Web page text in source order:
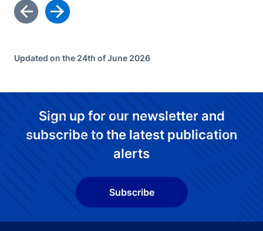
Updated on the 24th of June 2026
Sign up for our newsletter and
subscribe to the latest publication
alerts
Subscribe